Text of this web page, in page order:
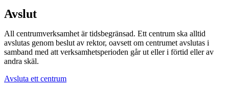
Avslut
All centrumverksamhet är tidsbegränsad. Ett centrum ska alltid
avslutas genom beslut av rektor, oavsett om centrumet avslutas i
samband med att verksamhetsperioden går ut eller i förtid eller av
andra skäl.
Avsluta ett centrum